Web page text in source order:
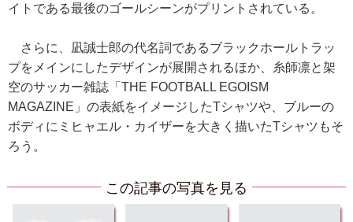
イトである最後のゴールシーンがプリントされている。
さらに、凪誠士郎の代名詞であるブラックホールトラッ
プをメインにしたデザインが展開されるほか、糸師凛と架
空のサッカー雑誌「THE FOOTBALL EGOISM
MAGAZINE」の表紙をイメージしたTシャツや、ブルーの
ボディにミヒャエル・カイザーを大きく描いたTシャツもそ
ろう。
この記事の写真を見る